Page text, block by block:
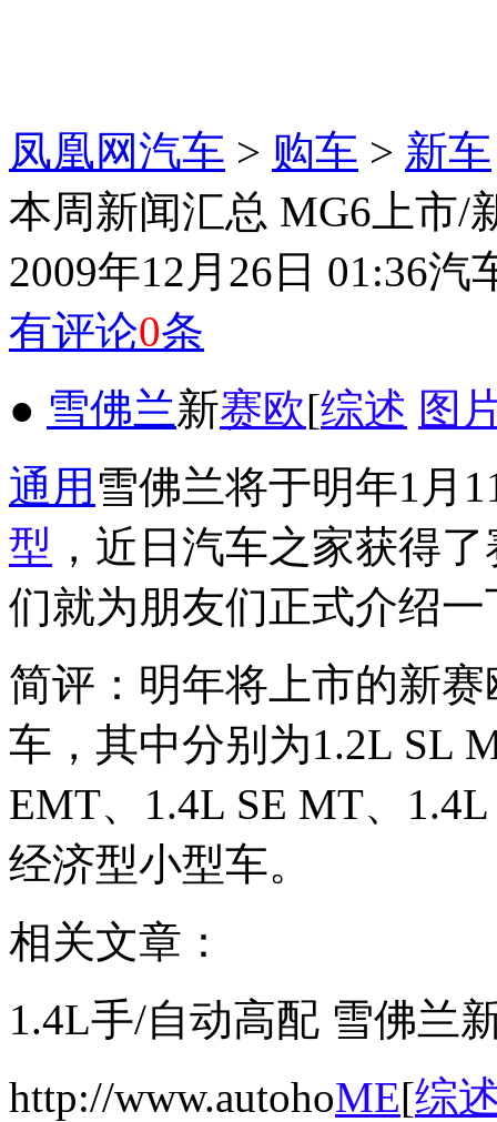
凤凰网汽车 > 购车 > 新车
本周新闻汇总 MG6上市/
2009年12月26日 01:36汽
有评论0条
● 雪佛兰新赛欧[综述 图
通用 雪佛兰将于明年1月
型 ，近日汽车之家获得
们就为朋友们正式介绍一
简评：明年将上市的新
车，其中分别为1.2L SL
EMT、1.4L SE MT、
经济型小型车。
相关文章：
1.4L手/自动高配 雪佛兰
http://www.autohoME[综